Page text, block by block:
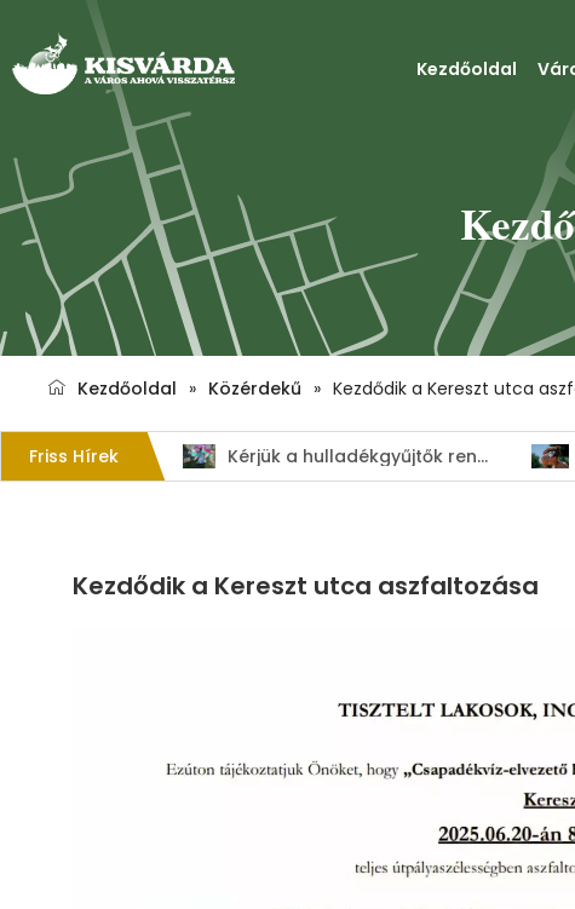
Kezdőoldal
Kezdőoldal » Közérdekű » Kezdődik a Kereszt utca
Friss Hírek Kérjük a hulladékgyűjtők rendeltetésszerű használatát!
Kezdődik a Kereszt utca aszfaltozása